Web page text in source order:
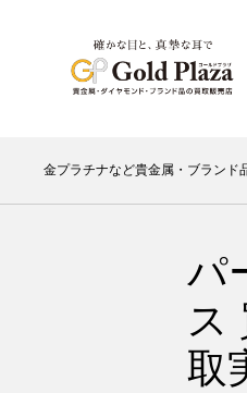
金プラチナなど貴金属・ブランド
パ
ス
取